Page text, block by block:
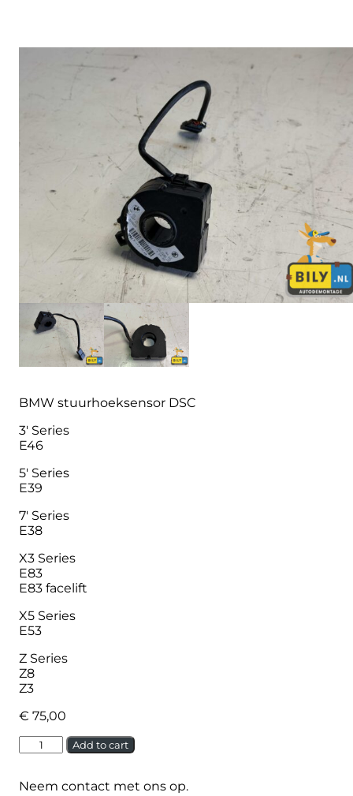
BMW stuurhoeksensor DSC
3′ Series
E46
5′ Series
E39
7′ Series
E38
X3 Series
E83
E83 facelift
X5 Series
E53
Z Series
Z8
Z3
€ 75,00
BMW
stuurhoeksensor
quantity
Add to cart
Neem contact met ons op.